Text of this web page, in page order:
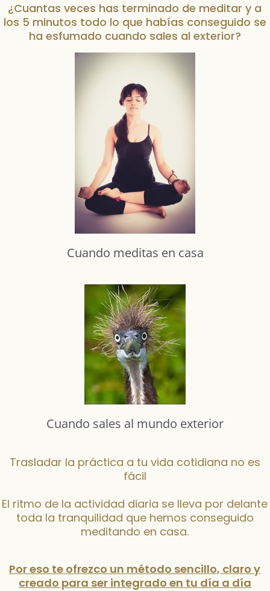
¿Cuantas veces has terminado de meditar y a
los 5 minutos todo lo que habías conseguido se
ha esfumado cuando sales al exterior?
Cuando meditas en casa
Cuando sales al mundo exterior
Trasladar la práctica a tu vida cotidiana no es
fácil
El ritmo de la actividad diaria se lleva por delante
toda la tranquilidad que hemos conseguido
meditando en casa.
Por eso te ofrezco un método sencillo, claro y
creado para ser integrado en tu día a día